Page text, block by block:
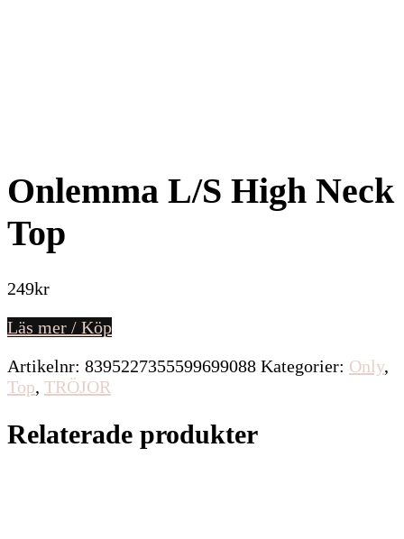
Onlemma L/S High Neck
Top
249kr
Läs mer / Köp
Artikelnr: 8395227355599699088 Kategorier: Only,
Top, TRÖJOR
Relaterade produkter